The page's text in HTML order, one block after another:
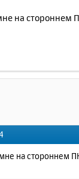
на
на стороннем